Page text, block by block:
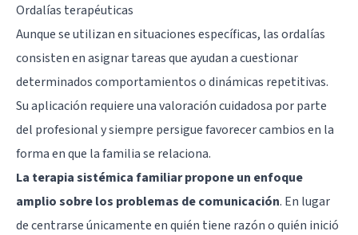
Ordalías terapéuticas
Aunque se utilizan en situaciones específicas, las ordalías
consisten en asignar tareas que ayudan a cuestionar
determinados comportamientos o dinámicas repetitivas.
Su aplicación requiere una valoración cuidadosa por parte
del profesional y siempre persigue favorecer cambios en la
forma en que la familia se relaciona.
La terapia sistémica familiar propone un enfoque
amplio sobre los problemas de comunicación. En lugar
de centrarse únicamente en quién tiene razón o quién inició